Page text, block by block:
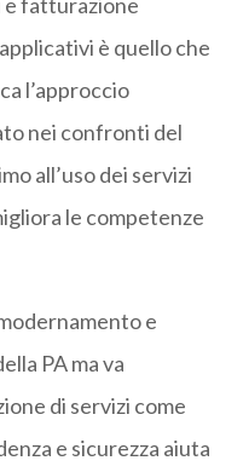
e fatturazione
è quello che
l’approccio
nei confronti del
all’uso dei servizi
le competenze
e
PA ma va
di servizi come
e sicurezza aiuta